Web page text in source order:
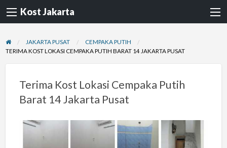
Kost Jakarta
JAKARTA PUSAT
CEMPAKA PUTIH
TERIMA KOST LOKASI CEMPAKA PUTIH BARAT 14 JAKARTA PUSAT
Terima Kost Lokasi Cempaka Putih
Barat 14 Jakarta Pusat